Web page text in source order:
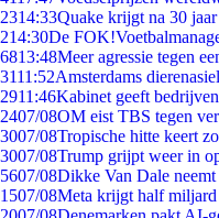
2314:33Quake krijgt na 30
214:30De
6813:48Meer agressie tegen
3111:52Amsterdams
2911:46Kabinet geeft
2407/08OM eist TBS tegen
3007/08Tropische hitte keert
3007/08Trump grijpt weer in
5607/08Dikke Van Dale
1507/08Meta krijgt half miljard